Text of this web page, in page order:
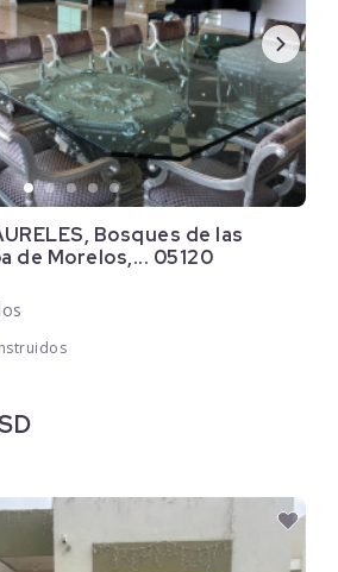
Bosques de las
de Morelos,... 05120